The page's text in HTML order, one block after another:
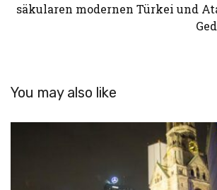
säkularen modernen Türkei und
You may also like